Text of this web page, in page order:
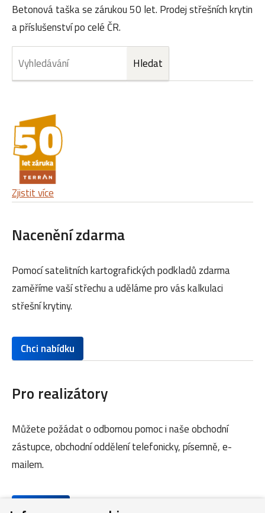
Betonová taška se zárukou 50 let. Prodej střešních krytin
a příslušenství po celé ČR.
Zjistit více
Nacenění zdarma
Pomocí satelitních kartografických podkladů zdarma
zaměříme vaší střechu a uděláme pro vás kalkulaci
střešní krytiny.
Chci nabídku
Pro realizátory
Můžete požádat o odbornou pomoc i naše obchodní
zástupce, obchodní oddělení telefonicky, písemně, e-
mailem.
Kontakty